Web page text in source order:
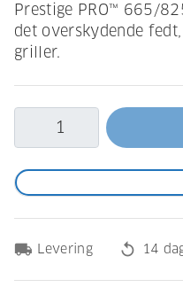
Prestige PRO™ 665/
det overskydende
griller.
local_shipping Levering replay 14